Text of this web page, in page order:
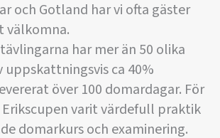
och Gotland har vi ofta gäster
välkomna.
har mer än 50 olika
uppskattningsvis ca 40%
över 100 domardagar. För
Erikscupen varit värdefull praktik
domarkurs och examinering.